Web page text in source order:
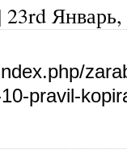
23rd
pravil-